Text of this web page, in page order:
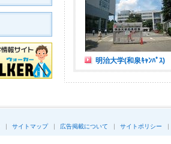
明治大学(和泉ｷｬﾝﾊﾟｽ)
サイトマップ 広告掲載について サイトポリシー